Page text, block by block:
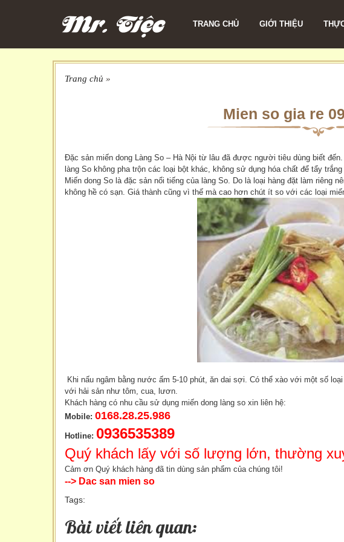
TRANG CHỦ GIỚI THIỆU
Trang chủ »
Mien so gia re
Đặc sản miến dong Làng So – Hà Nội từ lâu đã được người tiêu dùng biết
làng So không pha trộn các loại bột khác, không sử dụng hóa chất để tẩy
Miến dong So là đặc sản nổi tiếng của làng So. Do là loại hàng đặt làm riêng
không hề có sạn. Giá thành cũng vì thế mà cao hơn chút ít so với các loại
Khi nấu ngâm bằng nước ấm 5-10 phút, ăn dai sợi. Có thể xào với một số
với hải sản như tôm, cua, lươn.
Khách hàng có nhu cầu sử dụng miến dong làng so xin liên hệ:
Mobile: 0168.28.25.986
Hotline: 0936535389
Quý khách lấy với số lượng lớn, thường
Cảm ơn Quý khách hàng đã tin dùng sản phẩm của chúng tôi!
--> Dac san mien so
Tags:
Bài viết liên quan: